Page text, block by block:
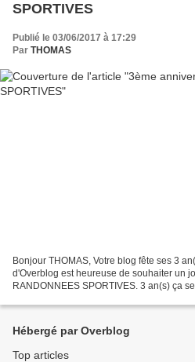
SPORTIVES
Publié le 03/06/2017 à 17:29
Par THOMAS
Bonjour THOMAS, Votre blog fête ses 3
d'Overblog est heureuse de souhaiter un
RANDONNEES SPORTIVES. 3 an(s) ça
Hébergé par Overblog
Top articles